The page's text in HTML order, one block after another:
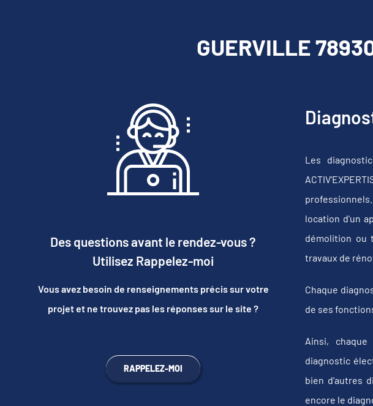
GUERVILLE
Des questions avant le rendez-vous ?
Utilisez Rappelez-moi
Vous avez besoin de renseignements précis sur votre
projet et ne trouvez pas les réponses sur le site ?
RAPPELEZ-MOI
Les
location d'un
démolition ou
travaux de
Chaque
de ses
Ainsi, chaque
diagnostic
bien d'autres
encore le